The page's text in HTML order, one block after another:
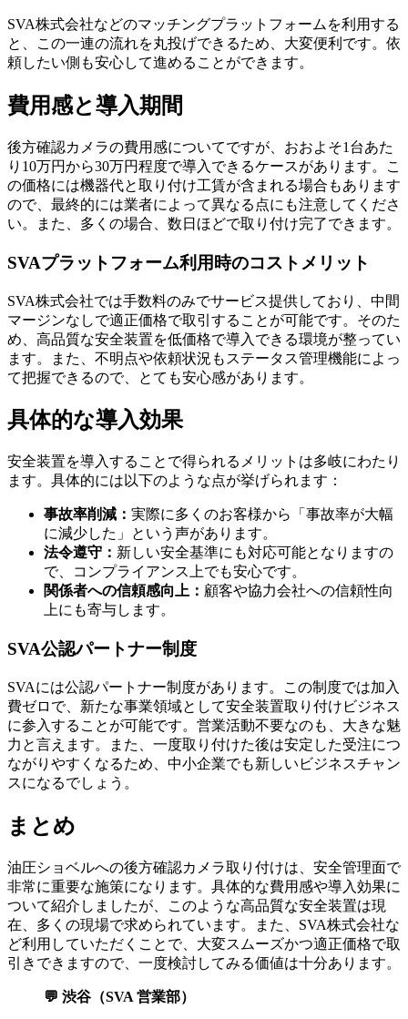
SVA株式会社などのマッチングプラットフォームを利用する
と、この一連の流れを丸投げできるため、大変便利です。依
頼したい側も安心して進めることができます。
費用感と導入期間
後方確認カメラの費用感についてですが、おおよそ1台あた
り10万円から30万円程度で導入できるケースがあります。こ
の価格には機器代と取り付け工賃が含まれる場合もあります
ので、最終的には業者によって異なる点にも注意してくださ
い。また、多くの場合、数日ほどで取り付け完了できます。
SVAプラットフォーム利用時のコストメリット
SVA株式会社では手数料のみでサービス提供しており、中間
マージンなしで適正価格で取引することが可能です。そのた
め、高品質な安全装置を低価格で導入できる環境が整ってい
ます。また、不明点や依頼状況もステータス管理機能によっ
て把握できるので、とても安心感があります。
具体的な導入効果
安全装置を導入することで得られるメリットは多岐にわたり
ます。具体的には以下のような点が挙げられます：
事故率削減： 実際に多くのお客様から「事故率が大幅
に減少した」という声があります。
法令遵守： 新しい安全基準にも対応可能となりますの
で、コンプライアンス上でも安心です。
関係者への信頼感向上： 顧客や協力会社への信頼性向
上にも寄与します。
SVA公認パートナー制度
SVAには公認パートナー制度があります。この制度では加入
費ゼロで、新たな事業領域として安全装置取り付けビジネス
に参入することが可能です。営業活動不要なのも、大きな魅
力と言えます。また、一度取り付けた後は安定した受注につ
ながりやすくなるため、中小企業でも新しいビジネスチャン
スになるでしょう。
まとめ
油圧ショベルへの後方確認カメラ取り付けは、安全管理面で
非常に重要な施策になります。具体的な費用感や導入効果に
ついて紹介しましたが、このような高品質な安全装置は現
在、多くの現場で求められています。また、SVA株式会社な
ど利用していただくことで、大変スムーズかつ適正価格で取
引きできますので、一度検討してみる価値は十分あります。
💬 渋谷（SVA 営業部）